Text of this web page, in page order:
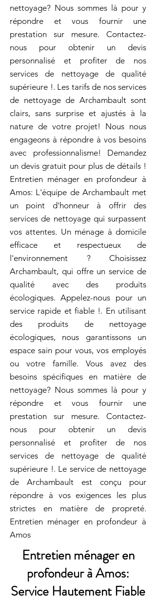
nettoyage? Nous sommes là pour y
répondre et vous fournir une
prestation sur mesure. Contactez-
nous pour obtenir un devis
personnalisé et profiter de nos
services de nettoyage de qualité
supérieure !. Les tarifs de nos services
de nettoyage de Archambault sont
clairs, sans surprise et ajustés à la
nature de votre projet! Nous nous
engageons à répondre à vos besoins
avec professionnalisme! Demandez
un devis gratuit pour plus de détails !
Entretien ménager en profondeur à
Amos: L'équipe de Archambault met
un point d'honneur à offrir des
services de nettoyage qui surpassent
vos attentes. Un ménage à domicile
efficace et respectueux de
l'environnement ? Choisissez
Archambault, qui offre un service de
qualité avec des produits
écologiques. Appelez-nous pour un
service rapide et fiable !. En utilisant
des produits de nettoyage
écologiques, nous garantissons un
espace sain pour vous, vos employés
ou votre famille. Vous avez des
besoins spécifiques en matière de
nettoyage? Nous sommes là pour y
répondre et vous fournir une
prestation sur mesure. Contactez-
nous pour obtenir un devis
personnalisé et profiter de nos
services de nettoyage de qualité
supérieure !. Le service de nettoyage
de Archambault est conçu pour
répondre à vos exigences les plus
strictes en matière de propreté.
Entretien ménager en profondeur à
Amos
Entretien ménager en
profondeur à Amos:
Service Hautement Fiable